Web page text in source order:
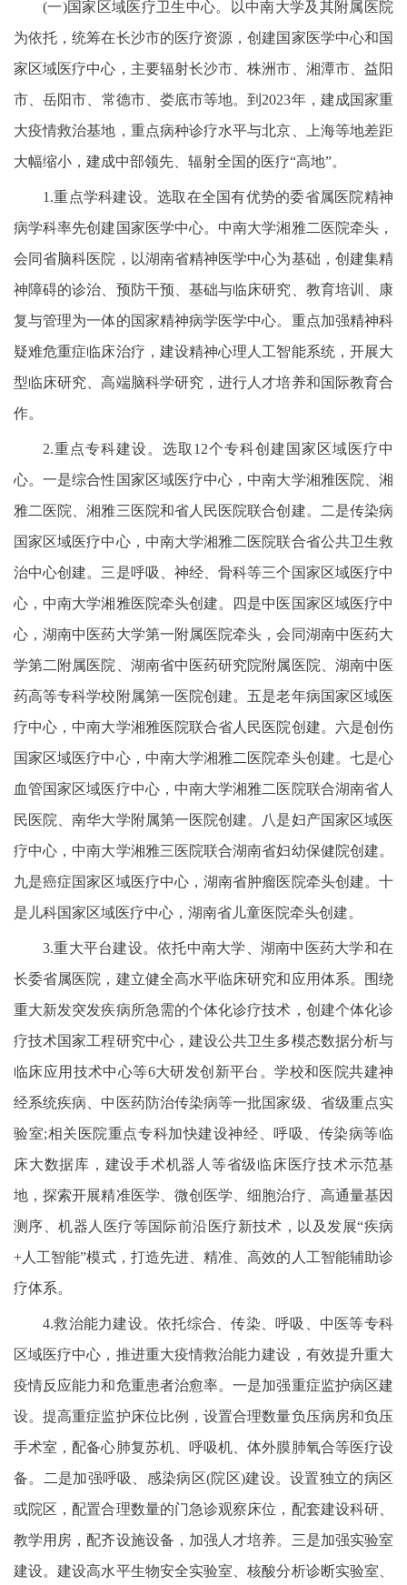
(一)国家区域医疗卫生中心。以中南大学及其附属医院
为依托，统筹在长沙市的医疗资源，创建国家医学中心和国
家区域医疗中心，主要辐射长沙市、株洲市、湘潭市、益阳
市、岳阳市、常德市、娄底市等地。到2023年，建成国家重
大疫情救治基地，重点病种诊疗水平与北京、上海等地差距
大幅缩小，建成中部领先、辐射全国的医疗“高地”。
1.重点学科建设。选取在全国有优势的委省属医院精神
病学科率先创建国家医学中心。中南大学湘雅二医院牵头，
会同省脑科医院，以湖南省精神医学中心为基础，创建集精
神障碍的诊治、预防干预、基础与临床研究、教育培训、康
复与管理为一体的国家精神病学医学中心。重点加强精神科
疑难危重症临床治疗，建设精神心理人工智能系统，开展大
型临床研究、高端脑科学研究，进行人才培养和国际教育合
作。
2.重点专科建设。选取12个专科创建国家区域医疗中
心。一是综合性国家区域医疗中心，中南大学湘雅医院、湘
雅二医院、湘雅三医院和省人民医院联合创建。二是传染病
国家区域医疗中心，中南大学湘雅二医院联合省公共卫生救
治中心创建。三是呼吸、神经、骨科等三个国家区域医疗中
心，中南大学湘雅医院牵头创建。四是中医国家区域医疗中
心，湖南中医药大学第一附属医院牵头，会同湖南中医药大
学第二附属医院、湖南省中医药研究院附属医院、湖南中医
药高等专科学校附属第一医院创建。五是老年病国家区域医
疗中心，中南大学湘雅医院联合省人民医院创建。六是创伤
国家区域医疗中心，中南大学湘雅二医院牵头创建。七是心
血管国家区域医疗中心，中南大学湘雅二医院联合湖南省人
民医院、南华大学附属第一医院创建。八是妇产国家区域医
疗中心，中南大学湘雅三医院联合湖南省妇幼保健院创建。
九是癌症国家区域医疗中心，湖南省肿瘤医院牵头创建。十
是儿科国家区域医疗中心，湖南省儿童医院牵头创建。
3.重大平台建设。依托中南大学、湖南中医药大学和在
长委省属医院，建立健全高水平临床研究和应用体系。围绕
重大新发突发疾病所急需的个体化诊疗技术，创建个体化诊
疗技术国家工程研究中心，建设公共卫生多模态数据分析与
临床应用技术中心等6大研发创新平台。学校和医院共建神
经系统疾病、中医药防治传染病等一批国家级、省级重点实
验室;相关医院重点专科加快建设神经、呼吸、传染病等临
床大数据库，建设手术机器人等省级临床医疗技术示范基
地，探索开展精准医学、微创医学、细胞治疗、高通量基因
测序、机器人医疗等国际前沿医疗新技术，以及发展“疾病
+人工智能”模式，打造先进、精准、高效的人工智能辅助诊
疗体系。
4.救治能力建设。依托综合、传染、呼吸、中医等专科
区域医疗中心，推进重大疫情救治能力建设，有效提升重大
疫情反应能力和危重患者治愈率。一是加强重症监护病区建
设。提高重症监护床位比例，设置合理数量负压病房和负压
手术室，配备心肺复苏机、呼吸机、体外膜肺氧合等医疗设
备。二是加强呼吸、感染病区(院区)建设。设置独立的病区
或院区，配置合理数量的门急诊观察床位，配套建设科研、
教学用房，配齐设施设备，加强人才培养。三是加强实验室
建设。建设高水平生物安全实验室、核酸分析诊断实验室、